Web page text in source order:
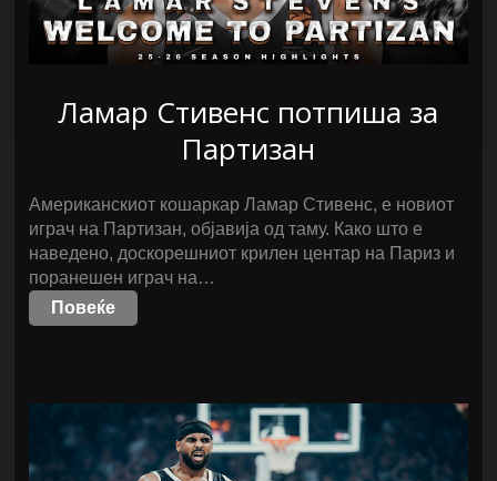
Ламар Стивенс потпиша за
Партизан
Американскиот кошаркар Ламар Стивенс, е новиот
играч на Партизан, објавија од таму. Како што е
наведено, доскорешниот крилен центар на Париз и
поранешен играч на…
Повеќе